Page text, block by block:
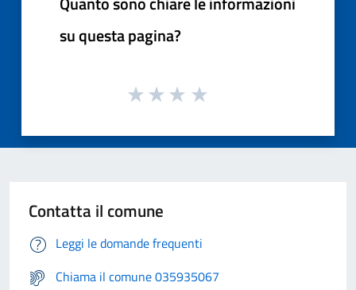
su questa pagina?
Contatta il comune
Leggi le domande frequenti
Chiama il comune 035935067